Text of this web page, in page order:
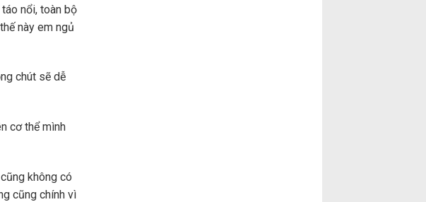
nổi, toàn bộ
này em ngủ
chút sẽ dễ
cơ thể mình
không có
cũng chính vì